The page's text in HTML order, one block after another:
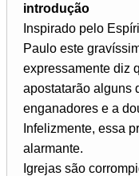
introdução
Inspirado pelo
Paulo este
expressamente diz
apostatarão alguns
enganadores e a
Infelizmente, essa
alarmante.
Igrejas são